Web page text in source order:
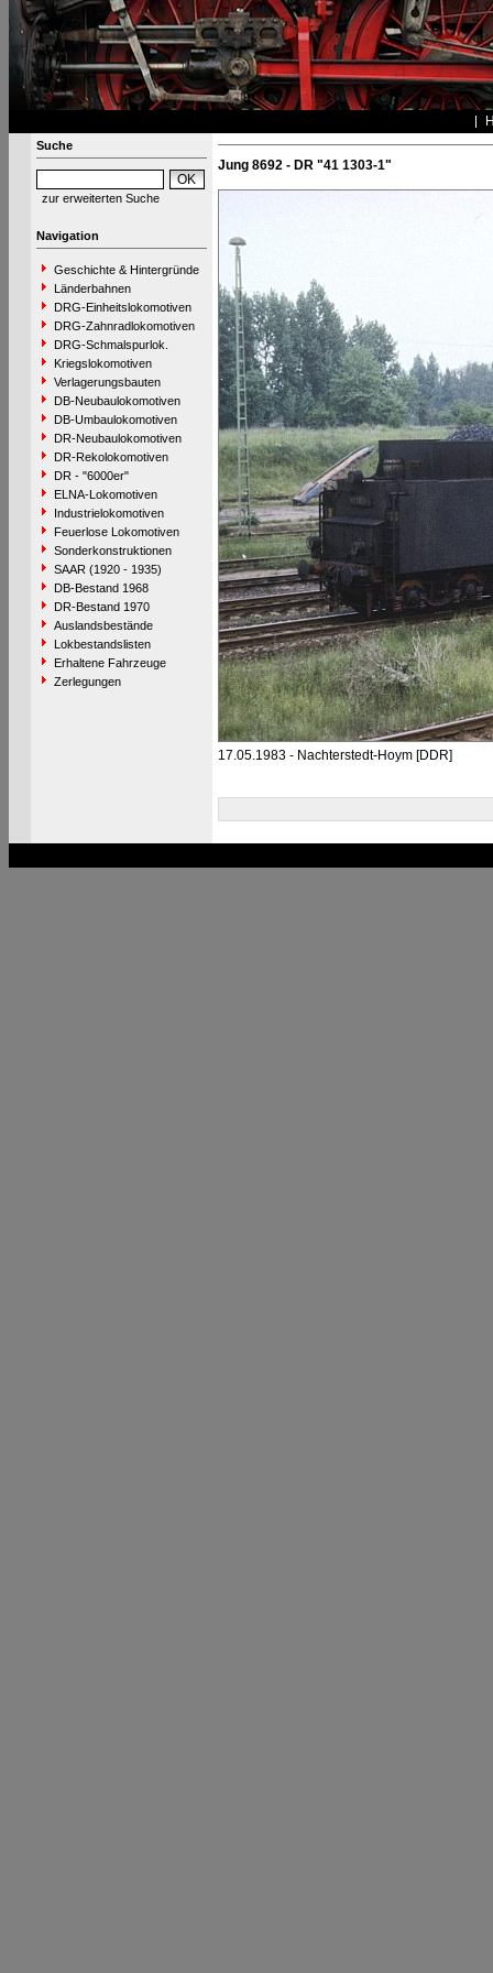
Suche
zur erweiterten Suche
Navigation
Geschichte & Hintergründe
Länderbahnen
DRG-Einheitslokomotiven
DRG-Zahnradlokomotiven
DRG-Schmalspurlok.
Kriegslokomotiven
Verlagerungsbauten
DB-Neubaulokomotiven
DB-Umbaulokomotiven
DR-Neubaulokomotiven
DR-Rekolokomotiven
DR - "6000er"
ELNA-Lokomotiven
Industrielokomotiven
Feuerlose Lokomotiven
Sonderkonstruktionen
SAAR (1920 - 1935)
DB-Bestand 1968
DR-Bestand 1970
Auslandsbestände
Lokbestandslisten
Erhaltene Fahrzeuge
Zerlegungen
Jung 8692 - DR "41 1303-1"
17.05.1983 - Nachterstedt-Hoym [DDR]